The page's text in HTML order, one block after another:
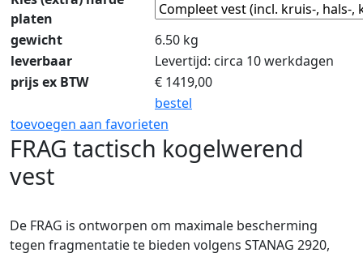
platen
gewicht
6.50 kg
leverbaar
Levertijd: circa 10 werkdagen
prijs ex BTW
€ 1419,00
bestel
toevoegen aan favorieten
FRAG tactisch kogelwerend
vest
De FRAG is ontworpen om maximale bescherming
tegen fragmentatie te bieden volgens STANAG 2920,